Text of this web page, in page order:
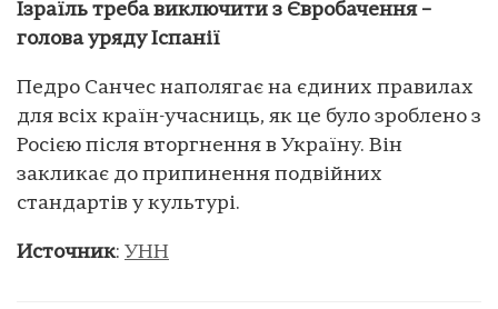
Ізраїль треба виключити з Євробачення –
голова уряду Іспанії
Педро Санчес наполягає на єдиних правилах
для всіх країн-учасниць, як це було зроблено з
Росією після вторгнення в Україну. Він
закликає до припинення подвійних
стандартів у культурі.
Источник: УНН